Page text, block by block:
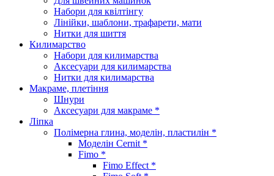
Набори для квілтінгу
Лінійки, шаблони, трафарети, мати
Нитки для шиття
Килимарство
Набори для килимарства
Аксесуари для килимарства
Нитки для килимарства
Макраме, плетіння
Шнури
Аксесуари для макраме *
Ліпка
Полімерна глина, моделін, пластилін *
Моделін Cernit *
Fimo *
Fimo Effect *